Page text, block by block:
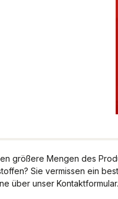
größere Mengen des
Sie vermissen ein
über unser